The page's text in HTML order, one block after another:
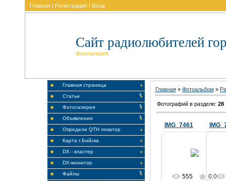
Главная | Регистрация | Вход
Сайт радиолюбителей
Фотогалерея
Главная страница
Статьи
Фотогалерея
Объявления
Определи QTH локатор
Карта г.Бийска
DX - кластер
DX-монитор
Файлы
Главная» Фотоальбом »
Фотографий в разделе: 28
IMG_7461
555 0.0